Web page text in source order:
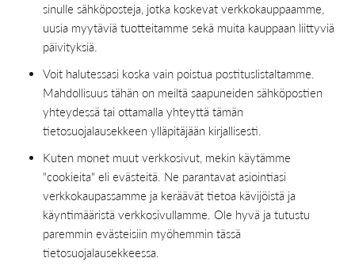
sinulle sähköposteja, jotka koskevat verkkokauppaamme,
uusia myytäviä tuotteitamme sekä muita kauppaan liittyviä
päivityksiä.
Voit halutessasi koska vain poistua postituslistaltamme.
Mahdollisuus tähän on meiltä saapuneiden sähköpostien
yhteydessä tai ottamalla yhteyttä tämän
tietosuojalausekkeen ylläpitäjään kirjallisesti.
Kuten monet muut verkkosivut, mekin käytämme
"cookieita" eli evästeitä. Ne parantavat asiointiasi
verkkokaupassamme ja keräävät tietoa kävijöistä ja
käyntimääristä verkkosivullamme. Ole hyvä ja tutustu
paremmin evästeisiin myöhemmin tässä
tietosuojalausekkeessa.